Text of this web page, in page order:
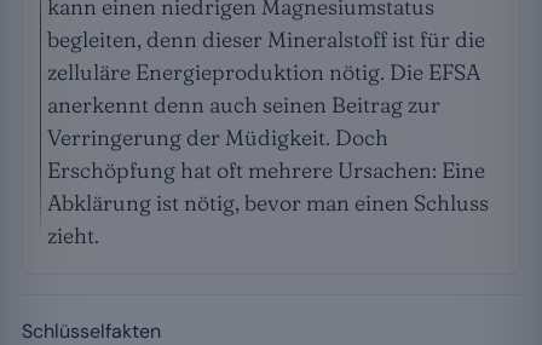
kann einen niedrigen Magnesiumstatus
begleiten, denn dieser Mineralstoff ist für die
zelluläre Energieproduktion nötig. Die EFSA
anerkennt denn auch seinen Beitrag zur
Verringerung der Müdigkeit. Doch
Erschöpfung hat oft mehrere Ursachen: Eine
Abklärung ist nötig, bevor man einen Schluss
zieht.
Schlüsselfakten